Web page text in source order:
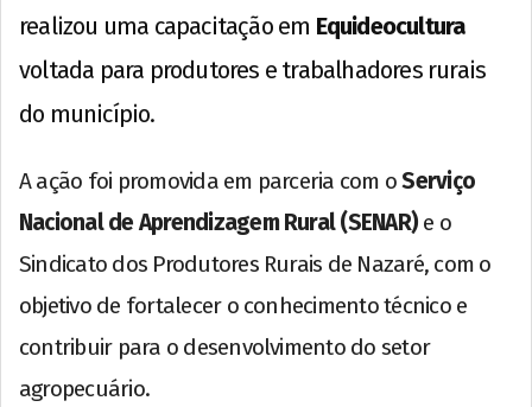
realizou uma capacitação em Equideocultura
voltada para produtores e trabalhadores rurais
do município.
A ação foi promovida em parceria com oServiço
Nacional de Aprendizagem Rural (SENAR) e o
Sindicato dos Produtores Rurais de Nazaré, com o
objetivo de fortalecer o conhecimento técnico e
contribuir para o desenvolvimento do setor
agropecuário.